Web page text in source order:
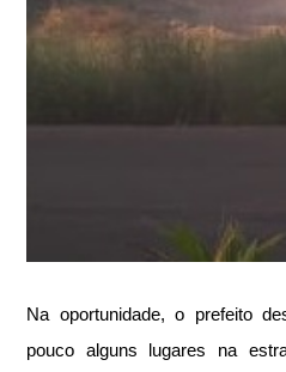
Na oportunidade, o prefeito
pouco alguns lugares na